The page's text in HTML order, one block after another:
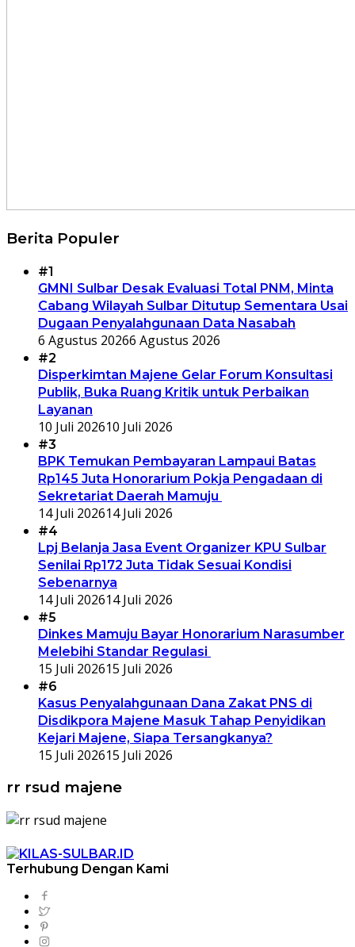
Berita Populer
#1
GMNI Sulbar Desak Evaluasi Total PNM, Minta
Cabang Wilayah Sulbar Ditutup Sementara Usai
Dugaan Penyalahgunaan Data Nasabah
6 Agustus 20266 Agustus 2026
#2
Disperkimtan Majene Gelar Forum Konsultasi
Publik, Buka Ruang Kritik untuk Perbaikan
Layanan
10 Juli 202610 Juli 2026
#3
BPK Temukan Pembayaran Lampaui Batas
Rp145 Juta Honorarium Pokja Pengadaan di
Sekretariat Daerah Mamuju
14 Juli 202614 Juli 2026
#4
Lpj Belanja Jasa Event Organizer KPU Sulbar
Senilai Rp172 Juta Tidak Sesuai Kondisi
Sebenarnya
14 Juli 202614 Juli 2026
#5
Dinkes Mamuju Bayar Honorarium Narasumber
Melebihi Standar Regulasi
15 Juli 202615 Juli 2026
#6
Kasus Penyalahgunaan Dana Zakat PNS di
Disdikpora Majene Masuk Tahap Penyidikan
Kejari Majene, Siapa Tersangkanya?
15 Juli 202615 Juli 2026
rr rsud majene
Terhubung Dengan Kami